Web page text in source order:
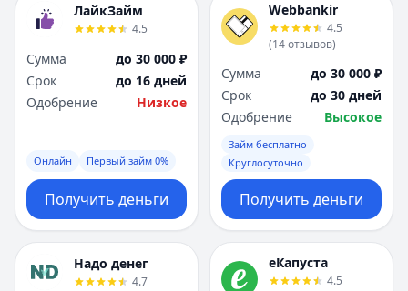
ЛайкЗайм
4.5
Сумма
до 30 000 ₽
Срок
до 16 дней
Одобрение
Низкое
Онлайн Первый займ 0%
Получить деньги
Webbankir
4.5
(14отзывов)
Сумма
до 30 000 ₽
Срок
до 30 дней
Одобрение
Высокое
Займ бесплатно
Круглосуточно
Получить деньги
Надо денег
4.7
еКапуста
4.5